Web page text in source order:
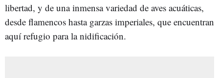
libertad, y de una inmensa variedad de aves acuáticas,
desde flamencos hasta garzas imperiales, que encuentran
aquí refugio para la nidificación.